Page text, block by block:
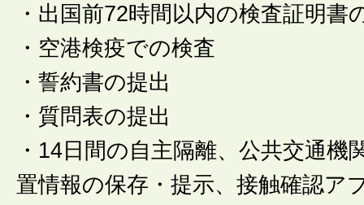
・出国前72時間以内の検査証明書
・空港検疫での検査
・誓約書の提出
・質問表の提出
・14日間の自主隔離、公共交通機
置情報の保存・提示、接触確認ア